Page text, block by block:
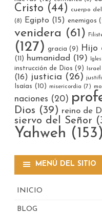
Cristo (44) cuerpo
(8)
Egipto (15) enemigos
venidera (61)
(127) gracia (9) Hijo
(11)
humanidad (19)
instrucción de Dios (9) Israel
(16) justicia (26)
Isaías (10) misericordia (7)
naciones (20)
Dios (39) reino de
siervo del Señor
Yahweh (153)
MENÚ DEL SITIO
INICIO
BLOG